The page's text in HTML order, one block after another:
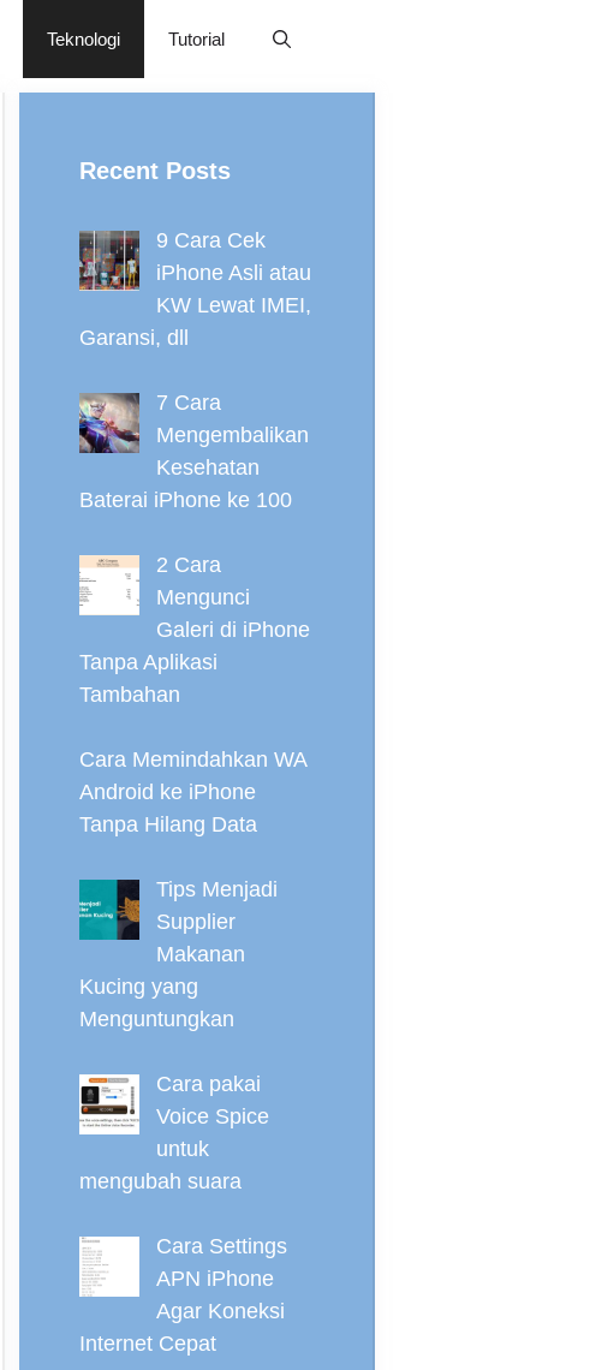
Teknologi Tutorial
Recent Posts
9 Cara Cek
iPhone Asli atau
KW Lewat IMEI,
Garansi, dll
7 Cara
Mengembalikan
Kesehatan
Baterai iPhone ke 100
2 Cara
Mengunci
Galeri di iPhone
Tanpa Aplikasi
Tambahan
Cara Memindahkan WA
Android ke iPhone
Tanpa Hilang Data
Tips Menjadi
Supplier
Makanan
Kucing yang
Menguntungkan
Cara pakai
Voice Spice
untuk
mengubah suara
Cara Settings
APN iPhone
Agar Koneksi
Internet Cepat